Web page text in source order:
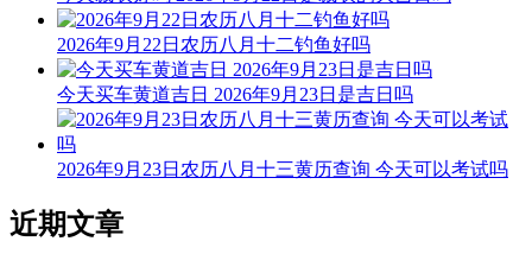
7时-9时 庚辰时： 沖狗 煞南 时沖庚戍 日破
忌：日时相沖 诸事不宜
9时-11时 辛巳时： 沖猪 煞东 时沖辛亥 旬空 大退 日禄 天赦
宜：见贵 订婚 嫁娶 入宅 开业
2026年9月22日农历八月十二钓鱼好吗
今天买车黄道吉日 2026年9月23日是吉日吗
2026年9月23日农历八月十三黄历查询 今天可以考试吗
近期文章